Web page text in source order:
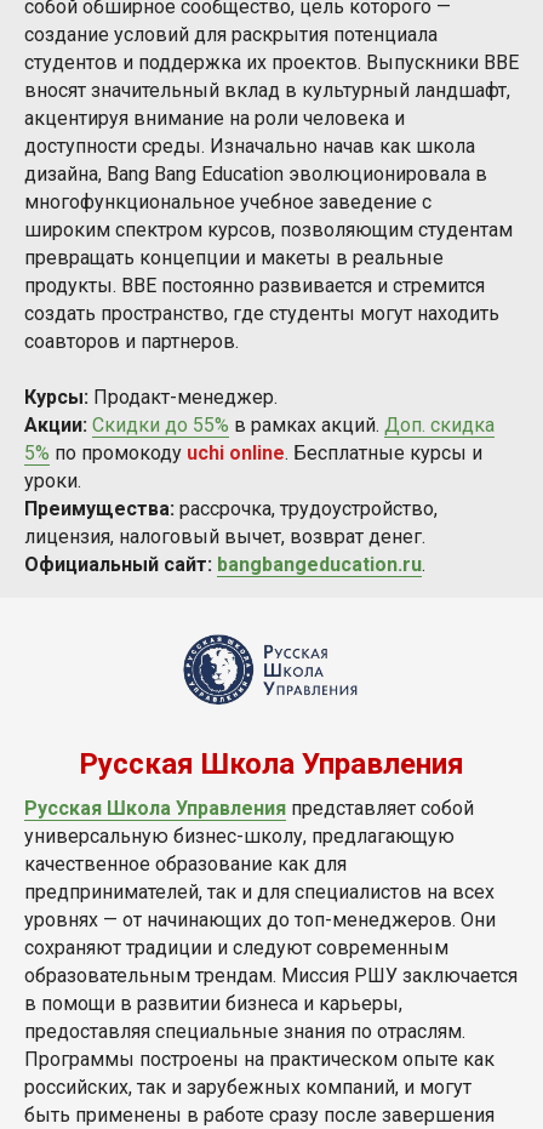
собой обширное сообщество, цель которого —
создание условий для раскрытия потенциала
студентов и поддержка их проектов. Выпускники BBE
вносят значительный вклад в культурный ландшафт,
акцентируя внимание на роли человека и
доступности среды. Изначально начав как школа
дизайна, Bang Bang Education эволюционировала в
многофункциональное учебное заведение с
широким спектром курсов, позволяющим студентам
превращать концепции и макеты в реальные
продукты. BBE постоянно развивается и стремится
создать пространство, где студенты могут находить
соавторов и партнеров.
Курсы: Продакт-менеджер.
Акции: Скидки до 55% в рамках акций. Доп. скидка
5% по промокоду uchi online. Бесплатные курсы и
уроки.
Преимущества: рассрочка, трудоустройство,
лицензия, налоговый вычет, возврат денег.
Официальный сайт: bangbangeducation.ru.
Русская Школа Управления
Русская Школа Управления представляет собой
универсальную бизнес-школу, предлагающую
качественное образование как для
предпринимателей, так и для специалистов на всех
уровнях — от начинающих до топ-менеджеров. Они
сохраняют традиции и следуют современным
образовательным трендам. Миссия РШУ заключается
в помощи в развитии бизнеса и карьеры,
предоставляя специальные знания по отраслям.
Программы построены на практическом опыте как
российских, так и зарубежных компаний, и могут
быть применены в работе сразу после завершения